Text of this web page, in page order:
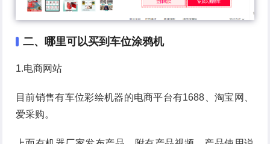
二、哪里可以买到车位涂鸦机
1.电商网站
目前销售有车位彩绘机器的电商平台有1688、淘宝网、
爱采购。